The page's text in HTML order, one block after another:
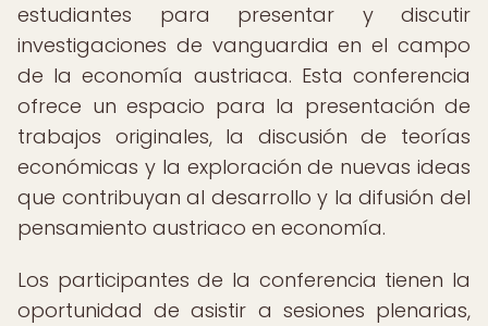
estudiantes para presentar y discutir
investigaciones de vanguardia en el campo
de la economía austriaca. Esta conferencia
ofrece un espacio para la presentación de
trabajos originales, la discusión de teorías
económicas y la exploración de nuevas ideas
que contribuyan al desarrollo y la difusión del
pensamiento austriaco en economía.
Los participantes de la conferencia tienen la
oportunidad de asistir a sesiones plenarias,